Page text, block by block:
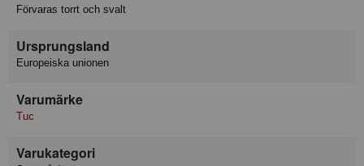
Förvaras torrt och svalt
Ursprungsland
Europeiska unionen
Varumärke
Tuc
Varukategori